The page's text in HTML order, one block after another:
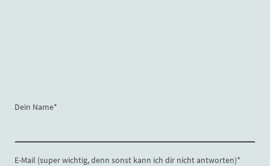
Dein Name*
E-Mail (super wichtig, denn sonst kann ich dir nicht antworten)*